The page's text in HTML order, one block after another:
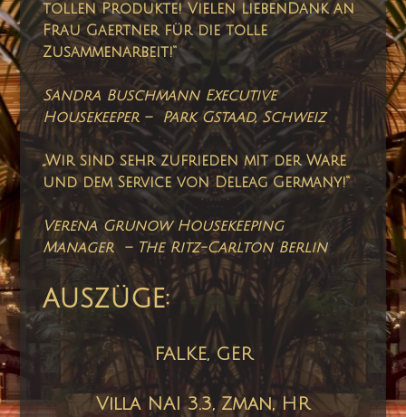
tollen Produkte! Vielen liebenDank an
Frau Gaertner für die tolle
Zusammenarbeit!“
Sandra Buschmann Executive
Housekeeper – Park Gstaad, Schweiz
„Wir sind sehr zufrieden mit der Ware
und dem Service von Deleag Germany!“
Verena Grunow Housekeeping
Manager – The Ritz-Carlton Berlin
AUSZÜGE:
FALKE, GER
Villa NAI 3.3, Zman, HR